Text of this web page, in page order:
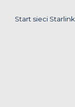
Start sieci